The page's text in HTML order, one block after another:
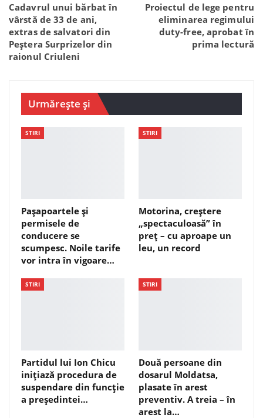
Cadavrul unui bărbat în
vârstă de 33 de ani,
extras de salvatori din
Peștera Surprizelor din
raionul Criuleni
Proiectul de lege pentru
eliminarea regimului
duty-free, aprobat în
prima lectură
Urmărește și
STIRI
Pașapoartele și
permisele de
conducere se
scumpesc. Noile tarife
vor intra în vigoare…
STIRI
Motorina, creștere
„spectaculoasă” în
preț – cu aproape un
leu, un record
STIRI
Partidul lui Ion Chicu
inițiază procedura de
suspendare din funcție
a președintei…
STIRI
Două persoane din
dosarul Moldatsa,
plasate în arest
preventiv. A treia – în
arest la…